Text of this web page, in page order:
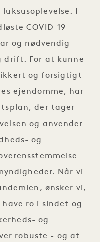
I
COVID-19-
og nødvendig
drift. For at kunne
og forsigtigt
ejendomme, har
der tager
og anvender
og
Når vi
ønsker vi,
ro i sindet og
og
robuste - og at